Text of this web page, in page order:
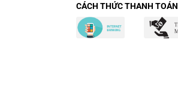
CÁCH THỨC THANH TOÁN